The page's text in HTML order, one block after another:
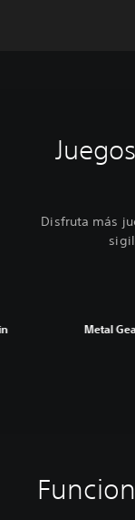
Disfruta más
Metal
S
u